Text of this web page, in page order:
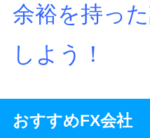
余裕を持っ
しよう！
おすすめFX会社